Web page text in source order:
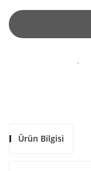
Ürün Bilgisi